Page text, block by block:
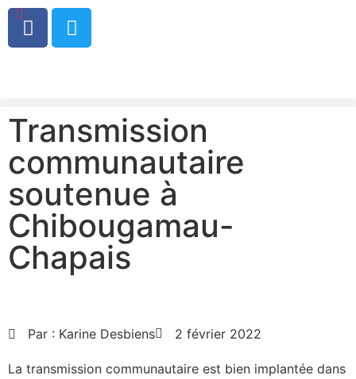
0
Transmission
communautaire
soutenue à
Chibougamau-
Chapais
Par : Karine Desbiens 2 février 2022
La transmission communautaire est bien implantée dans